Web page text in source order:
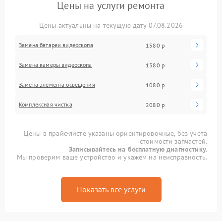
Цены на услуги ремонта
Цены актуальны на текущую дату 07.08.2026
Замена батареи видеоскопа 1580 р
Замена камеры видеоскопа 1380 р
Замена элемента освещения 1080 р
Комплексная чистка 2080 р
Цены в прайс-листе указаны ориентировочные, без учета
стоимости запчастей.
Записывайтесь на бесплатную диагностику.
Мы проверим ваше устройство и укажем на неисправность.
Показать все услуги